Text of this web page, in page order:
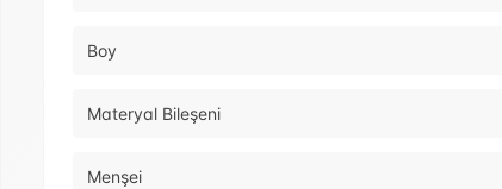
Boy
Materyal Bileşeni
Menşei